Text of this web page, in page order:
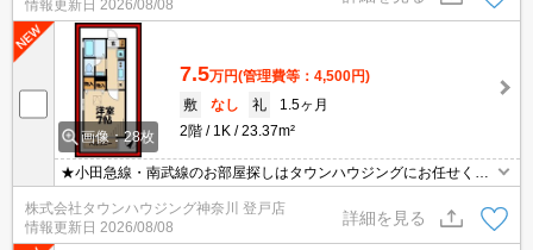
情報更新日 2026/08/08
画像：28枚
7.5万円(管理費等：4,500円)
敷
なし 礼
1.5ヶ月
2階
1K 23.37m²
★小田急線・南武線のお部屋探しはタウンハウジングにお任せくだ
株式会社タウンハウジング神奈川 登戸店
情報更新日 2026/08/08
詳細を見る